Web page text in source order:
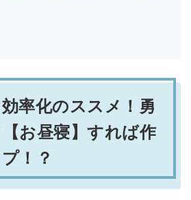
率化のススメ！勇
お昼寝】すれば作
！？